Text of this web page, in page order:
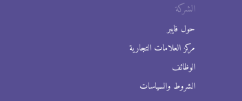
الشركة
حول فايبر
مركز العلامات التجارية
الوظائف
الشروط والسياسات